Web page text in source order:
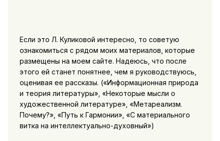
Если это Л. Куликовой интересно, то советую
ознакомиться с рядом моих материалов, которые
размещены на моем сайте. Надеюсь, что после
этого ей станет понятнее, чем я руководствуюсь,
оценивая ее рассказы. («Информационная природа
и теория литературы», «Некоторые мысли о
художественной литературе», «Метареализм.
Почему?», «Путь к Гармонии», «С материального
витка на интеллектуально-духовный»)